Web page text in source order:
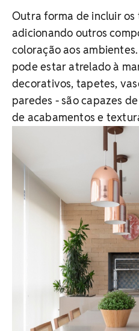
Outra forma de incluir
adicionando outros
coloração aos
pode estar atrelado à
decorativos, tapetes,
paredes - são capazes
de acabamentos e